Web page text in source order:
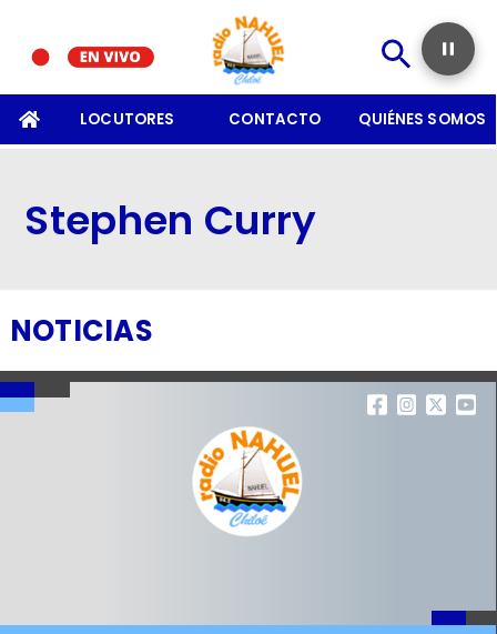
LOCUTORES CONTACTO QUIÉNES SOMOS
Stephen Curry
NOTICIAS